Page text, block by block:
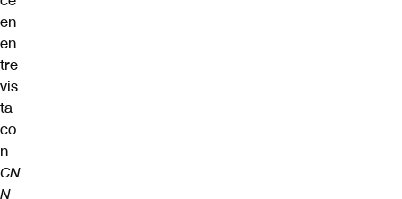
en
en
tre
vis
ta
co
n
CN
N